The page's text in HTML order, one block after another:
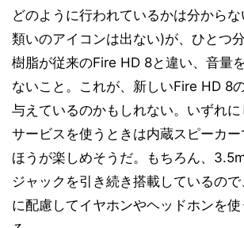
どのように行われているかは分から
類いのアイコンは出ない)が、ひとつ
樹脂が従来のFire HD 8と違い、音量
ないこと。これが、新しいFire HD 8
与えているのかもしれない。いずれ
サービスを使うときは内蔵スピーカ
ほうが楽しめそうだ。もちろん、
ジャックを引き続き搭載しているの
に配慮してイヤホンやヘッドホンを使